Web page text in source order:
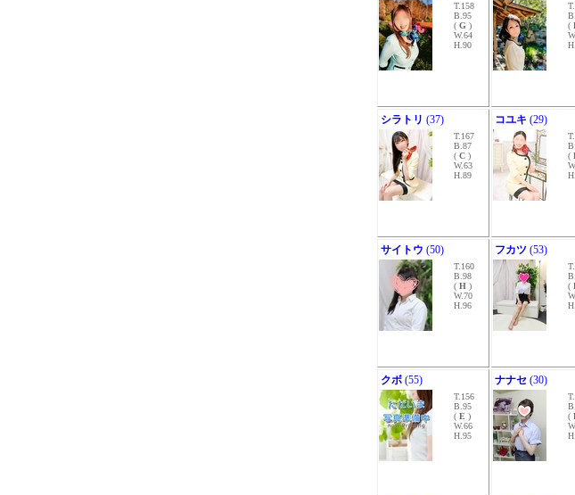
T.158
B.95
( G )
W.64
H.90
(
シラトリ (37)
T.167
B.87
( C )
W.63
H.89
コユキ (29)
(
サイトウ (50)
T.160
B.98
( H )
W.70
H.96
フカツ (53)
(
クボ (55)
T.156
B.95
( E )
W.66
H.95
ナナセ (30)
(